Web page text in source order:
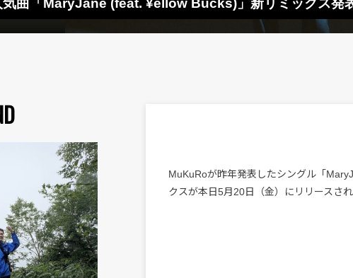
曲「MaryJane (feat. ¥ellow Bucks)」新リミックス
MuKuRoが昨年発表したシングル「
クスが本日5月20日（金）にリリースされ